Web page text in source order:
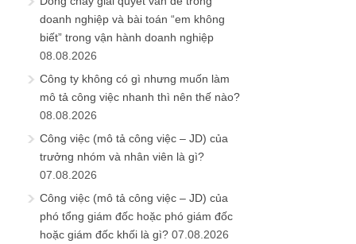
doanh nghiệp và bài toán “em không
biết” trong vận hành doanh nghiệp
08.08.2026
Công ty không có gì nhưng muốn làm
mô tả công việc nhanh thì nên thế nào?
08.08.2026
Công việc (mô tả công việc – JD) của
trưởng nhóm và nhân viên là gì?
07.08.2026
Công việc (mô tả công việc – JD) của
phó tổng giám đốc hoặc phó giám đốc
hoặc giám đốc khối là gì? 07.08.2026